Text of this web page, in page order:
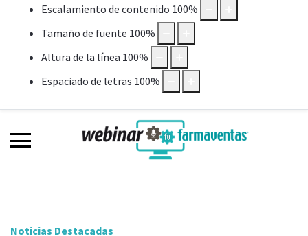
Escalamiento de contenido 100%
Tamaño de fuente 100%
Altura de la línea 100%
Espaciado de letras 100%
Noticias Destacadas